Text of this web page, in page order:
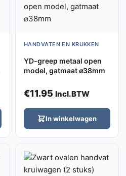
HANDVATEN EN KRUKKEN
YD-greep metaal open
model, gatmaat ⌀38mm
€11.95 Incl.BTW
In winkelwagen